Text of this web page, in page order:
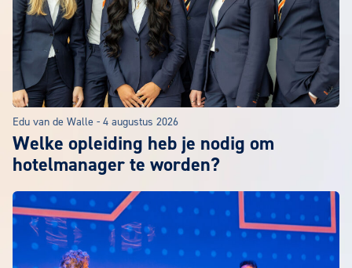
Edu van de Walle - 4 augustus 2026
Welke opleiding heb je nodig om
hotelmanager te worden?